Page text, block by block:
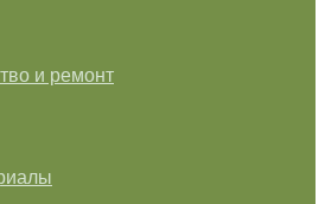
и ремонт